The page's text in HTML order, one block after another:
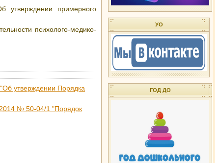
утверждении примерного
психолого-медико-
утверждении Порядка
№ 50-04/1 "Порядок
УО
ГОД ДО